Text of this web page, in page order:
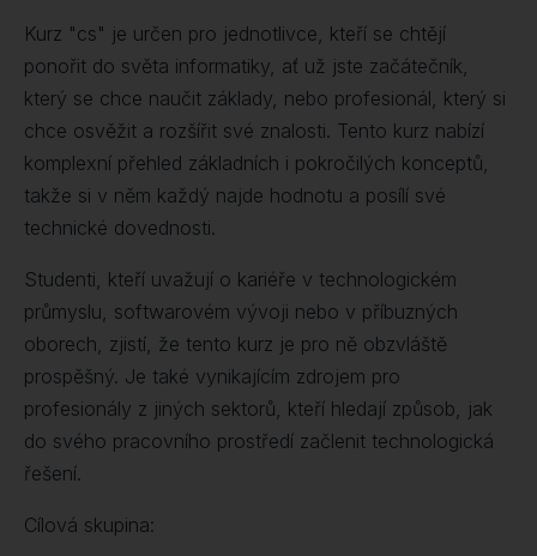
Kurz "cs" je určen pro jednotlivce, kteří se chtějí
ponořit do světa informatiky, ať už jste začátečník,
který se chce naučit základy, nebo profesionál, který si
chce osvěžit a rozšířit své znalosti. Tento kurz nabízí
komplexní přehled základních i pokročilých konceptů,
takže si v něm každý najde hodnotu a posílí své
technické dovednosti.
Studenti, kteří uvažují o kariéře v technologickém
průmyslu, softwarovém vývoji nebo v příbuzných
oborech, zjistí, že tento kurz je pro ně obzvláště
prospěšný. Je také vynikajícím zdrojem pro
profesionály z jiných sektorů, kteří hledají způsob, jak
do svého pracovního prostředí začlenit technologická
řešení.
Cílová skupina: